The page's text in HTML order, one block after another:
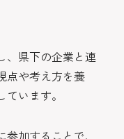
、県下の企業と連
点や考え方を養
います。
加することで、